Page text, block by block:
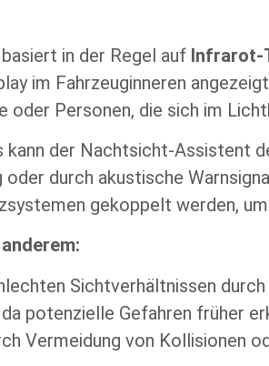
in der Regel auf Infrarot-
im Fahrzeuginneren
Personen, die sich im
der Nachtsicht-Assistent
durch akustische
gekoppelt werden,
Sichtverhältnissen
potenzielle Gefahren früher
Vermeidung von Kollisionen